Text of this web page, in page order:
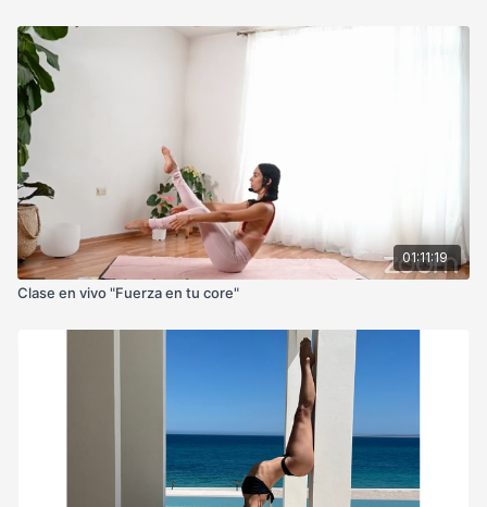
01:11:19
Clase en vivo "Fuerza en tu core"